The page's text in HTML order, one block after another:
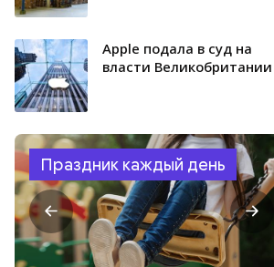
Apple подала в суд на
власти Великобритании
Праздник каждый день